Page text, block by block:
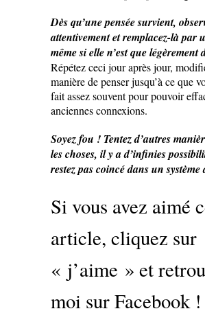
Dès qu’une pensée survient,
attentivement et remplacez-là par
même si elle n’est que légèrement
Répétez ceci jour après jour,
manière de penser jusqu’à ce que
fait assez souvent pour pouvoir
anciennes connexions.
Soyez fou ! Tentez d’autres
les choses, il y a d’infinies
restez pas coincé dans un système
Si vous avez aimé
article, cliquez sur
« j’aime » et
moi sur Facebook !